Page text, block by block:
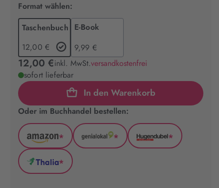
Format wählen:
Taschenbuch
12,00 €
E-Book
9,99 €
12,00 €inkl. MwSt.versandkostenfrei
sofort lieferbar
In den Warenkorb
Oder im Buchhandel bestellen:
Amazon
(wird
in
neuem
*
GenialLokal
*
Hugendubel
*
Thalia
*